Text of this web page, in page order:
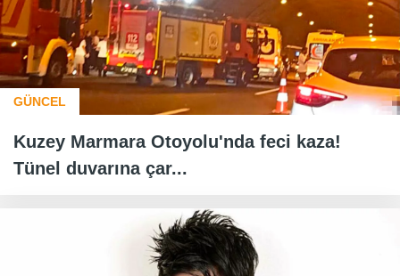
GÜNCEL
Kuzey Marmara Otoyolu'nda feci kaza!
Tünel duvarına çar...